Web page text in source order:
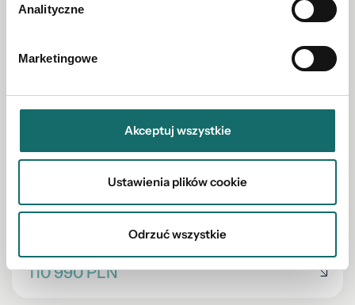
Analityczne
Marketingowe
Akceptuj wszystkie
Ustawienia plików cookie
Odrzuć wszystkie
DZIAŁKA NA SPRZEDAŻ
Atrakcyjna działka z WZ w Zabłudowie
110 990 PLN